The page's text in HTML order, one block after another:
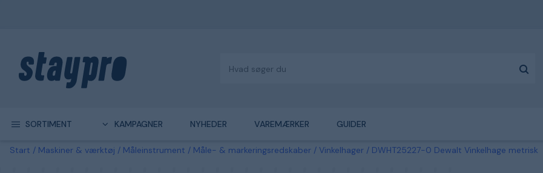
SORTIMENT KAMPAGNER NYHEDER VAREMÆRKER GUIDER
Start Maskiner & værktøj Måleinstrument Måle- & markeringsredskaber Vinkelhager DWHT25227-0 Dewalt Vinkelhage metrisk